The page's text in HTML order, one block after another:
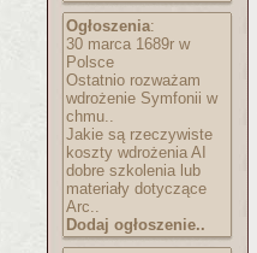
Ogłoszenia:
30 marca 1689r w
Polsce
Ostatnio rozważam
wdrożenie Symfonii w
chmu..
Jakie są rzeczywiste
koszty wdrożenia AI
dobre szkolenia lub
materiały dotyczące
Arc..
Dodaj ogłoszenie..